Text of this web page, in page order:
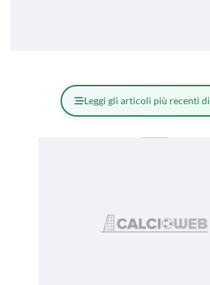
Leggi gli articoli più recenti di